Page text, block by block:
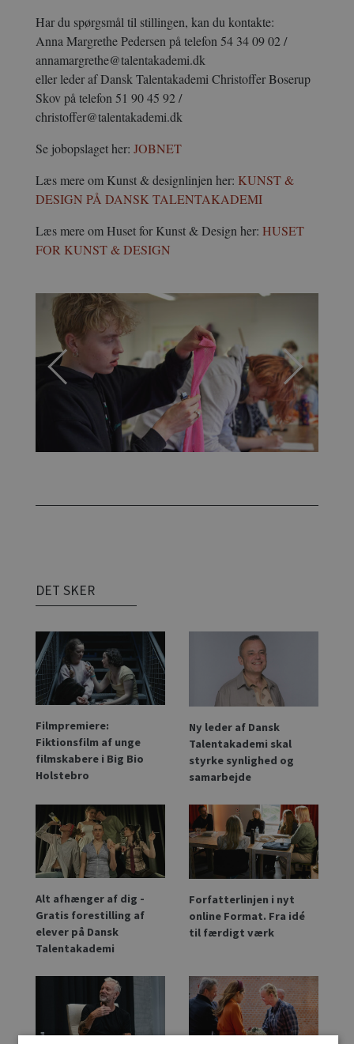
Har du spørgsmål til stillingen, kan du kontakte:
Anna Margrethe Pedersen på telefon 54 34 09 02 /
annamargrethe@talentakademi.dk
eller leder af Dansk Talentakademi Christoffer Boserup
Skov på telefon 51 90 45 92 /
christoffer@talentakademi.dk
Se jobopslaget her: JOBNET
Læs mere om Kunst & designlinjen her: KUNST &
DESIGN PÅ DANSK TALENTAKADEMI
Læs mere om Huset for Kunst & Design her: HUSET
FOR KUNST & DESIGN
Previous Next
DET SKER
Filmpremiere:
Fiktionsfilm af unge
filmskabere i Big Bio
Holstebro
Ny leder af Dansk
Talentakademi skal
styrke synlighed og
samarbejde
Alt afhænger af dig -
Gratis forestilling af
elever på Dansk
Talentakademi
Forfatterlinjen i nyt
online Format. Fra idé
til færdigt værk